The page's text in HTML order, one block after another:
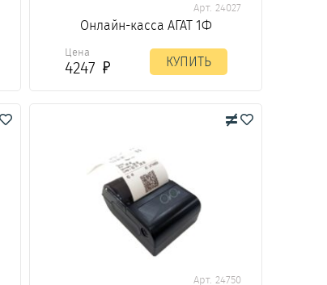
Арт. 24027
Онлайн-касса АГАТ 1Ф
Цена
4247 КУПИТЬ
Арт. 24750